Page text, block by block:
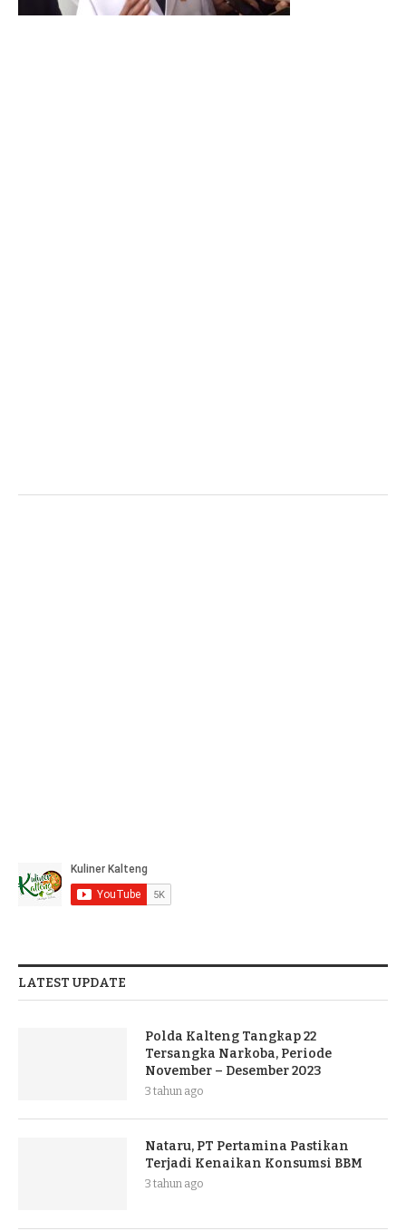
LATEST UPDATE
Polda Kalteng Tangkap 22
Tersangka Narkoba, Periode
November – Desember 2023
3 tahun ago
Nataru, PT Pertamina Pastikan
Terjadi Kenaikan Konsumsi BBM
3 tahun ago